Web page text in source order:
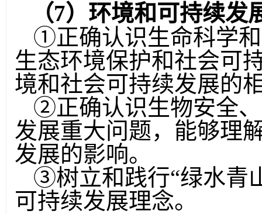
（7）环境和可持续发
①正确认识生命科学
生态环境保护和社会可
境和社会可持续发展的
②正确认识生物安全
发展重大问题，能够理
发展的影响。
③树立和践行“绿水青
可持续发展理念。